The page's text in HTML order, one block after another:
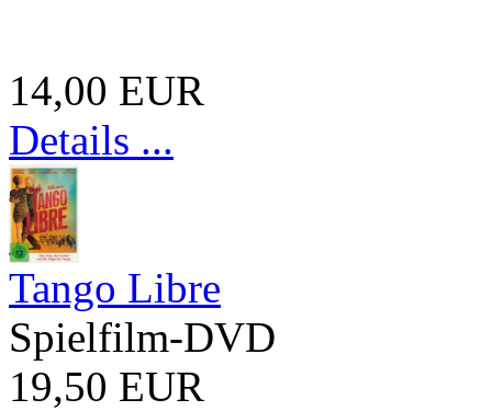
14,00 EUR
Details ...
Tango Libre
Spielfilm-DVD
19,50 EUR